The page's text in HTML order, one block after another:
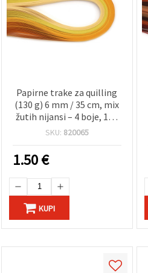
Papirne trake za quilling
(130 g) 6 mm / 35 cm, mix
žutih nijansi – 4 boje, 100
kom
SKU: 820065
1.50€
KUPI